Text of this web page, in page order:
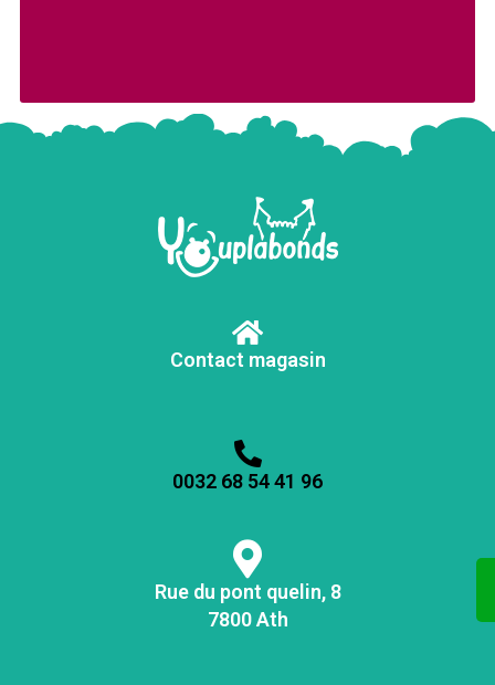
Contact magasin
0032 68 54 41 96
Rue du pont quelin, 8
7800 Ath